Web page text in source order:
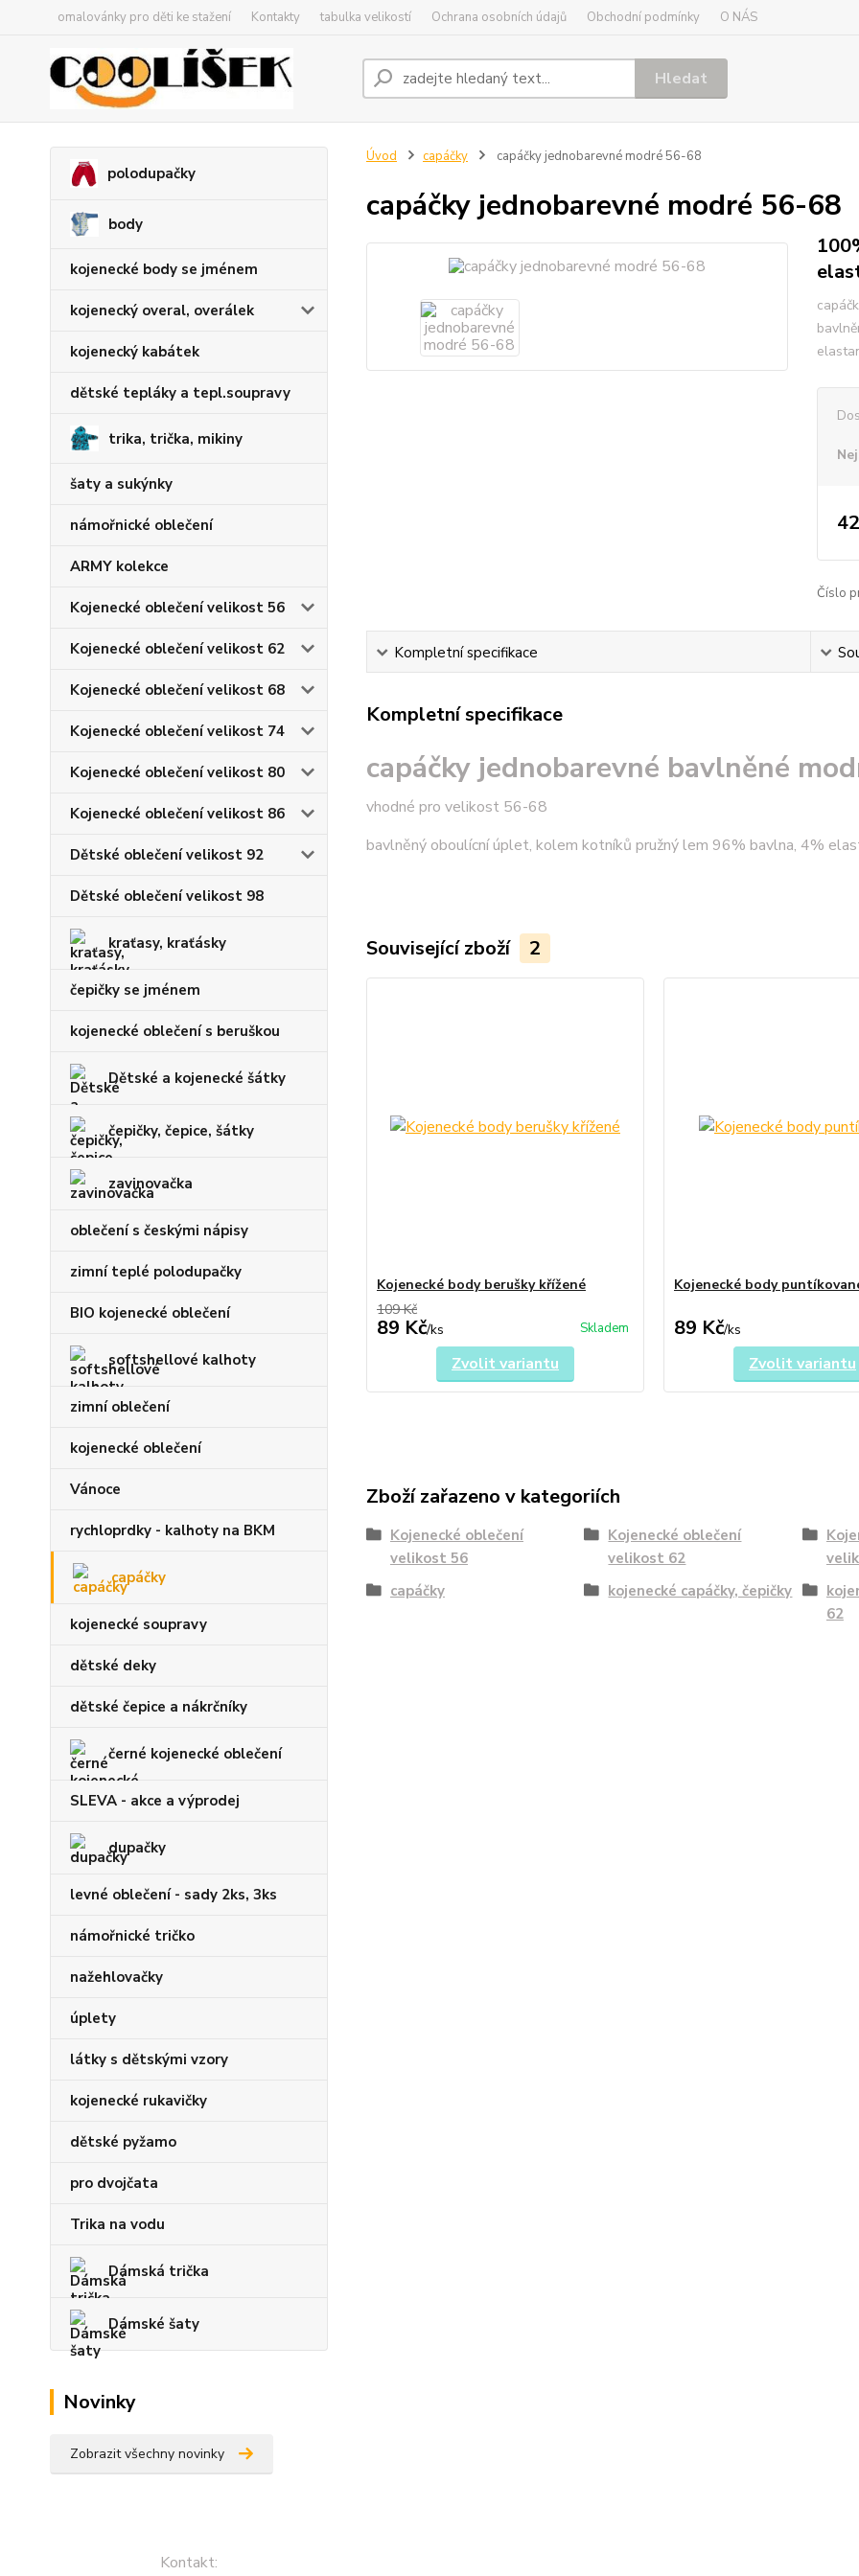
omalovánky pro děti ke stažení Kontakty tabulka velikostí Ochrana osobních údajů Obchodní podmínky O NÁS
Hledat
polodupačky
body
kojenecké body se jménem
kojenecký overal, overálek
kojenecký kabátek
dětské tepláky a tepl.soupravy
trika, trička, mikiny
šaty a sukýnky
námořnické oblečení
ARMY kolekce
Kojenecké oblečení velikost 56
Kojenecké oblečení velikost 62
Kojenecké oblečení velikost 68
Kojenecké oblečení velikost 74
Kojenecké oblečení velikost 80
Kojenecké oblečení velikost 86
Dětské oblečení velikost 92
Dětské oblečení velikost 98
kraťasy, kraťásky
čepičky se jménem
kojenecké oblečení s beruškou
Dětské a kojenecké šátky
čepičky, čepice, šátky
zavinovačka
oblečení s českými nápisy
zimní teplé polodupačky
BIO kojenecké oblečení
softshellové kalhoty
zimní oblečení
kojenecké oblečení
Vánoce
rychloprdky - kalhoty na BKM
capáčky
kojenecké soupravy
dětské deky
dětské čepice a nákrčníky
černé kojenecké oblečení
SLEVA - akce a výprodej
dupačky
levné oblečení - sady 2ks, 3ks
námořnické tričko
nažehlovačky
úplety
látky s dětskými vzory
kojenecké rukavičky
dětské pyžamo
pro dvojčata
Trika na vodu
Dámská trička
Dámské šaty
Novinky
Zobrazit všechny novinky
Kontakt:
Úvod capáčky capáčky jednobarevné modré 56-68
capáčky jednobarevné modré 56-68
Číslo
Kompletní specifikace
Kompletní specifikace
capáčky jednobarevné bavlněné
vhodné pro velikost 56-68
bavlněný oboulícní úplet, kolem kotníků pružný lem 96% bavlna, 4%
Související zboží 2
Kojenecké body berušky křížené
109 Kč
89 Kč/ks Skladem
Zvolit variantu
Kojenecké body
89 Kč/ks
Zvolit variantu
Zboží zařazeno v kategoriích
Kojenecké oblečení
velikost 56
Kojenecké oblečení
velikost 62
capáčky
kojenecké capáčky, čepičky
62